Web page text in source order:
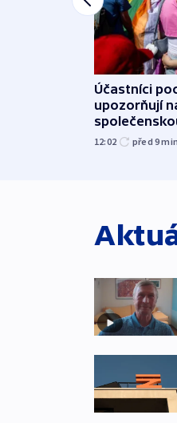
Účastníci
upozorňují
12:02 před 9